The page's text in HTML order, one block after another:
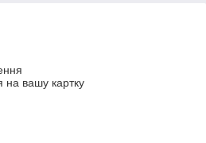
на вашу картку